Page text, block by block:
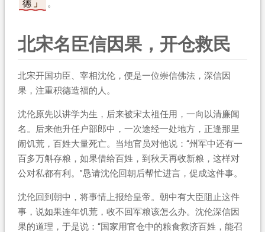
德
。
北宋名臣信因果，开仓救民
北宋开国功臣、宰相沈伦，便是一位崇信佛法，深信因
果，注重积德造福的人。
沈伦原先以讲学为生，后来被宋太祖任用，一向以清廉闻
名。后来他升任户部郎中，一次途经一处地方，正逢那里
闹饥荒，百姓大量死亡。当地官员对他说：“州军中还有一
百多万斛存粮，如果借给百姓，到秋天再收新粮，这样对
公对私都有利。”恳请沈伦回朝后帮忙进言，促成这件事。
沈伦回到朝中，将事情上报给皇帝。朝中有大臣阻止这件
事，说如果连年饥荒，收不回军粮该怎么办。沈伦深信因
果的道理，于是说：“国家用官仓中的粮食救济百姓，能召